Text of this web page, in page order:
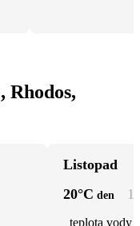
Rhodos,
Listopad
20°C den
teplota vody